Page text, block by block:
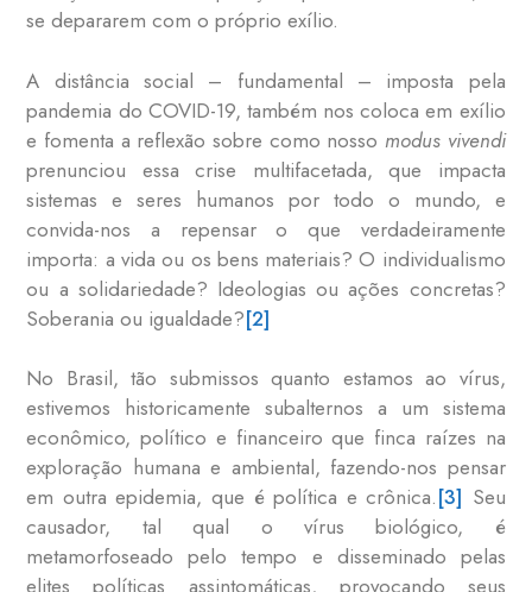
se depararem com o próprio exílio.
A distância social – fundamental – imposta pela
pandemia do COVID-19, também nos coloca em exílio
e fomenta a reflexão sobre como nosso modus vivendi
prenunciou essa crise multifacetada, que impacta
sistemas e seres humanos por todo o mundo, e
convida-nos a repensar o que verdadeiramente
importa: a vida ou os bens materiais? O individualismo
ou a solidariedade? Ideologias ou ações concretas?
Soberania ou igualdade?[2]
No Brasil, tão submissos quanto estamos ao vírus,
estivemos historicamente subalternos a um sistema
econômico, político e financeiro que finca raízes na
exploração humana e ambiental, fazendo-nos pensar
em outra epidemia, que é política e crônica.[3] Seu
causador, tal qual o vírus biológico, é
metamorfoseado pelo tempo e disseminado pelas